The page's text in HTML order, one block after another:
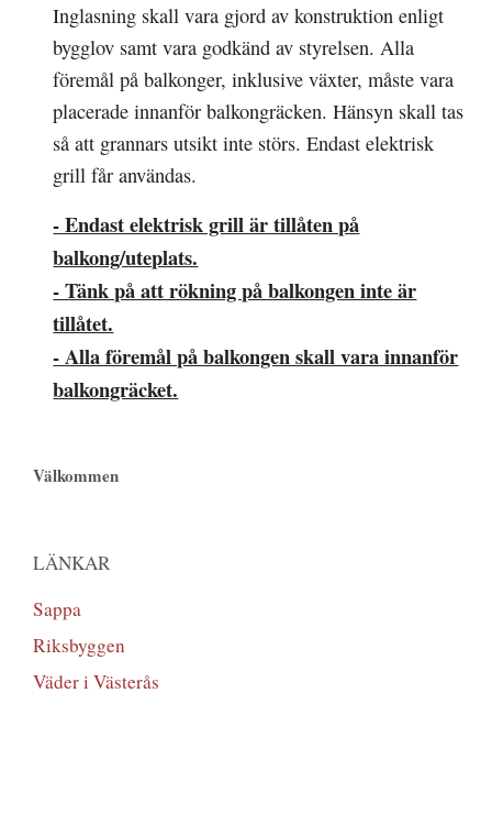
Inglasning skall vara gjord av konstruktion enligt
bygglov samt vara godkänd av styrelsen. Alla
föremål på balkonger, inklusive växter, måste vara
placerade innanför balkongräcken. Hänsyn skall tas
så att grannars utsikt inte störs. Endast elektrisk
grill får användas.
- Endast elektrisk grill är tillåten på
balkong/uteplats.
- Tänk på att rökning på balkongen inte är
tillåtet.
- Alla föremål på balkongen skall vara innanför
balkongräcket.
Välkommen
LÄNKAR
Sappa
Riksbyggen
Väder i Västerås